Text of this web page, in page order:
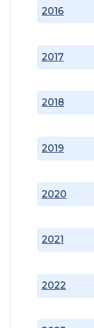
2016
2017
2018
2019
2020
2021
2022